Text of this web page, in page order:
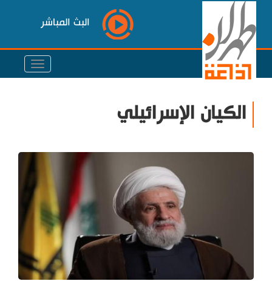
البث المباشر
الكيان الإسرائيلي